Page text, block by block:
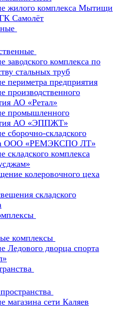
жилого комплекса Мытищи
Самолёт
заводского комплекса по
стальных труб
периметра предприятия
производственного
АО «Ретал»
промышленного
АО «ЭППЖТ»
сборочно-складского
ООО «РЕМЭКСПО ЛТ»
складского комплекса
колеровочного цеха
складского
комплексы
Ледового дворца спорта
магазина сети Каляев